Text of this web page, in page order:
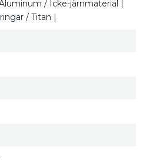
/ Icke-järnmaterial |
/ Titan |